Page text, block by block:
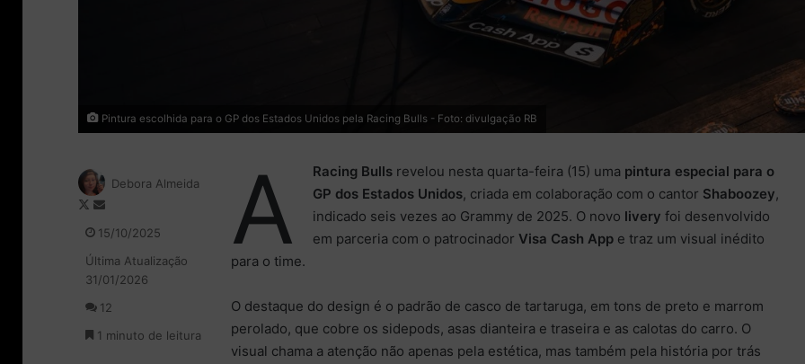
Pintura escolhida para o GP dos Estados Unidos pela Racing Bulls - Foto: divulgação RB
A Racing Bulls revelou nesta quarta-feira (15) uma pintura especial para o
GP dos Estados Unidos, criada em colaboração com o cantor Shaboozey,
indicado seis vezes ao Grammy de 2025. O novo livery foi desenvolvido
em parceria com o patrocinador Visa Cash App e traz um visual inédito
para o time.
O destaque do design é o padrão de casco de tartaruga, em tons de preto e marrom
perolado, que cobre os sidepods, asas dianteira e traseira e as calotas do carro. O
visual chama a atenção não apenas pela estética, mas também pela história por trás
Debora Almeida
F
l
o
n
n
d
e
e
15/10/2025
Última Atualização
31/01/2026
12
1 minuto de leitura